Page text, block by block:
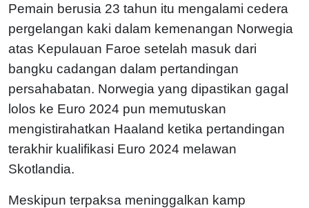
Pemain berusia 23 tahun itu mengalami cedera
pergelangan kaki dalam kemenangan Norwegia
atas Kepulauan Faroe setelah masuk dari
bangku cadangan dalam pertandingan
persahabatan. Norwegia yang dipastikan gagal
lolos ke Euro 2024 pun memutuskan
mengistirahatkan Haaland ketika pertandingan
terakhir kualifikasi Euro 2024 melawan
Skotlandia.
Meskipun terpaksa meninggalkan kamp